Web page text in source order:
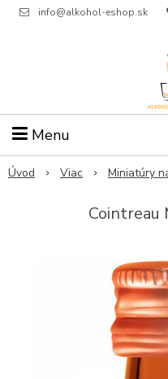
info@alkohol-eshop.sk
Menu
Úvod Viac Miniatúry
Cointreau